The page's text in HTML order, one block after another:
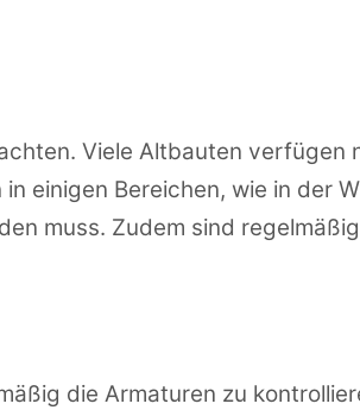
Viele Altbauten verfügen
einigen Bereichen, wie in der
muss. Zudem sind
die Armaturen zu